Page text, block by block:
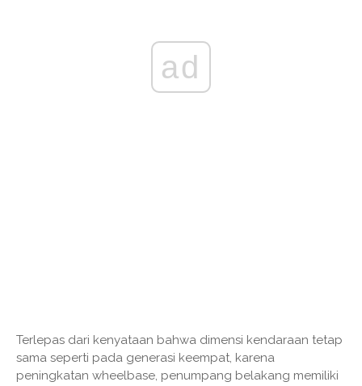
ad
Terlepas dari kenyataan bahwa dimensi kendaraan tetap
sama seperti pada generasi keempat, karena
peningkatan wheelbase, penumpang belakang memiliki